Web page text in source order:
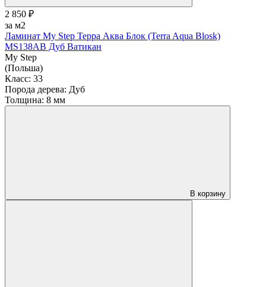
2 850 ₽
за м2
Ламинат My Step Терра Аква Блок (Terra Aqua Blosk)
MS138AB Дуб Ватикан
My Step
(Польша)
Класс: 33
Порода дерева: Дуб
Толщина: 8 мм
В корзину